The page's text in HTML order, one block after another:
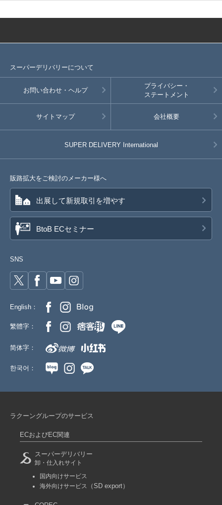
スーパーデリバリーについて
お問い合わせ・ヘルプ
プライバシー・
ステートメント
サイトマップ 会社概要
SUPER DELIVERY International
販路拡大をご検討のメーカー様へ
出展して新規取引を増やす
BtoB ECセミナー
SNS
English：
繁體字：
简体字：
한국어：
ラクーングループのサービス
ECおよびEC関連
スーパーデリバリー
卸・仕入れサイト
国内向けサービス
海外向けサービス
（SD export）